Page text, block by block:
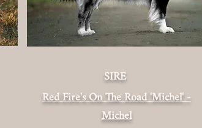
SIRE
Red Fire's On The Road 'Michel' -
Michel